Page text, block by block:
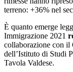
terreno: +36% nel
È quanto emerge
Immigrazione 2021
collaborazione con il
dell’Istituto di Studi
Tavola Valdese.